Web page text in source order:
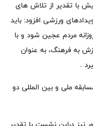
با تقدیر از تلاش های
ورزشی افزود: باید
مردم عجین شود و با
به فرهنگ، به عنوان
.
ملی و بین المللی دو